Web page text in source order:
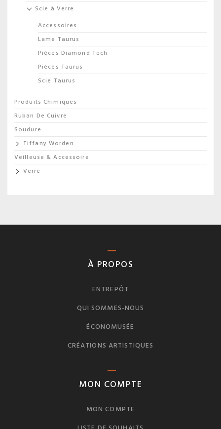
Scie à Verre
Accessoires
Lame Taurus
Pièces Diamond Tech
Pièces Taurus
Scie Taurus
Produits Chimiques
Ruban De Cuivre
Soudure
Tiffany Worden
Veilleuse & Accessoire
Verre
À PROPOS
ENTREPÔT
QUI SOMMES-NOUS
ÉCONOMUSÉE
CRÉATIONS ARTISTIQUES
MON COMPTE
MON COMPTE